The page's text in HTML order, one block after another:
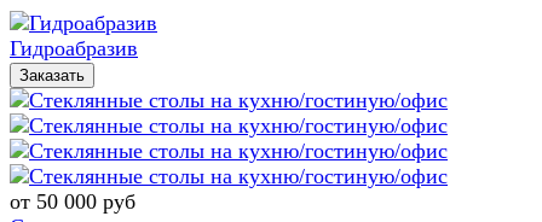
Гидроабразив
Заказать
от 50 000 руб